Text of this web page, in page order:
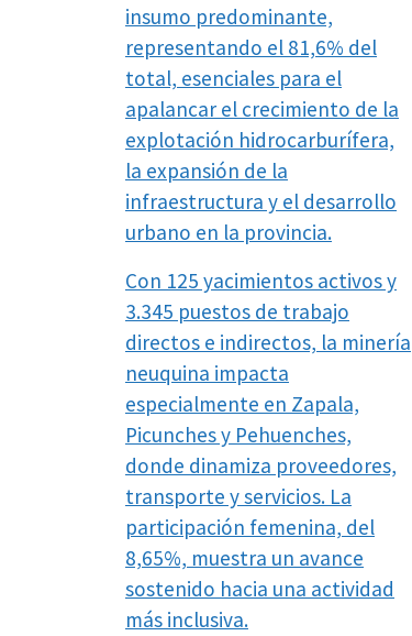
insumo predominante,
representando el 81,6% del
total, esenciales para el
apalancar el crecimiento de la
explotación hidrocarburífera,
la expansión de la
infraestructura y el desarrollo
urbano en la provincia.
Con 125 yacimientos activos y
3.345 puestos de trabajo
directos e indirectos, la minería
neuquina impacta
especialmente en Zapala,
Picunches y Pehuenches,
donde dinamiza proveedores,
transporte y servicios. La
participación femenina, del
8,65%, muestra un avance
sostenido hacia una actividad
más inclusiva.